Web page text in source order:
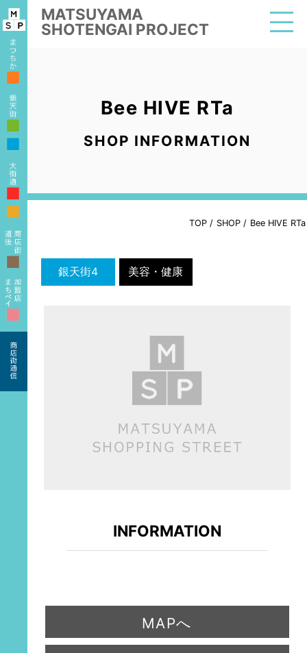
MATSUYAMA
SHOTENGAI PROJECT
■
■
■
■
■
■
■
Bee HIVE RTa
SHOP INFORMATION
TOP / SHOP / Bee HIVE RTa
銀天街4 美容・健康
INFORMATION
MAPへ